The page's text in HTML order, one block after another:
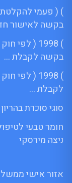
) ( פעמי להקלטת
בקשה לאישור
בקשה לקבלת …
) 1998 (
לקבלת …
סוגי סוכרת בהריון
חומר טבעי
ניצה מירסקי
אזור אישי